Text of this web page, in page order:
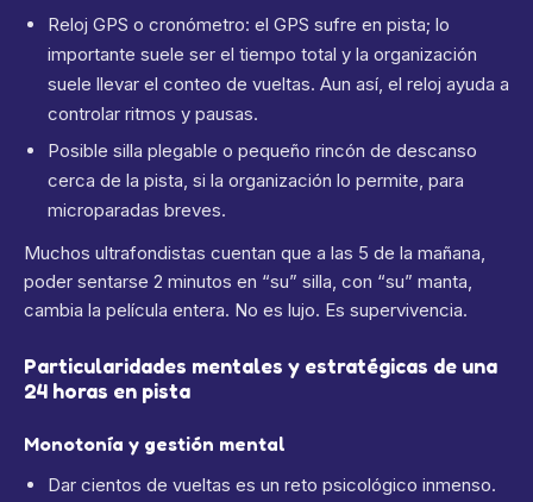
Reloj GPS o cronómetro: el GPS sufre en pista; lo
importante suele ser el tiempo total y la organización
suele llevar el conteo de vueltas. Aun así, el reloj ayuda a
controlar ritmos y pausas.
Posible silla plegable o pequeño rincón de descanso
cerca de la pista, si la organización lo permite, para
microparadas breves.
Muchos ultrafondistas cuentan que a las 5 de la mañana,
poder sentarse 2 minutos en “su” silla, con “su” manta,
cambia la película entera. No es lujo. Es supervivencia.
Particularidades mentales y estratégicas de una
24 horas en pista
Monotonía y gestión mental
Dar cientos de vueltas es un reto psicológico inmenso.